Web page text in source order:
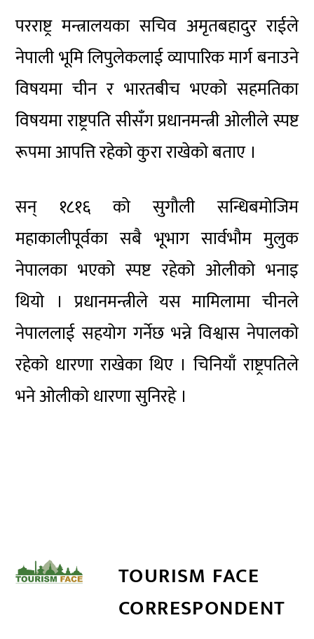
परराष्ट्र मन्त्रालयका सचिव अमृतबहादुर राईले
नेपाली भूमि लिपुलेकलाई व्यापारिक मार्ग बनाउने
विषयमा चीन र भारतबीच भएको सहमतिका
विषयमा राष्ट्रपति सीसँग प्रधानमन्त्री ओलीले स्पष्ट
रूपमा आपत्ति रहेको कुरा राखेको बताए ।
सन् १८१६ को सुगौली सन्धिबमोजिम
महाकालीपूर्वका सबै भूभाग सार्वभौम मुलुक
नेपालका भएको स्पष्ट रहेको ओलीको भनाइ
थियो । प्रधानमन्त्रीले यस मामिलामा चीनले
नेपाललाई सहयोग गर्नेछ भन्ने विश्वास नेपालको
रहेको धारणा राखेका थिए । चिनियाँ राष्ट्रपतिले
भने ओलीको धारणा सुनिरहे ।
TOURISM FACE
CORRESPONDENT